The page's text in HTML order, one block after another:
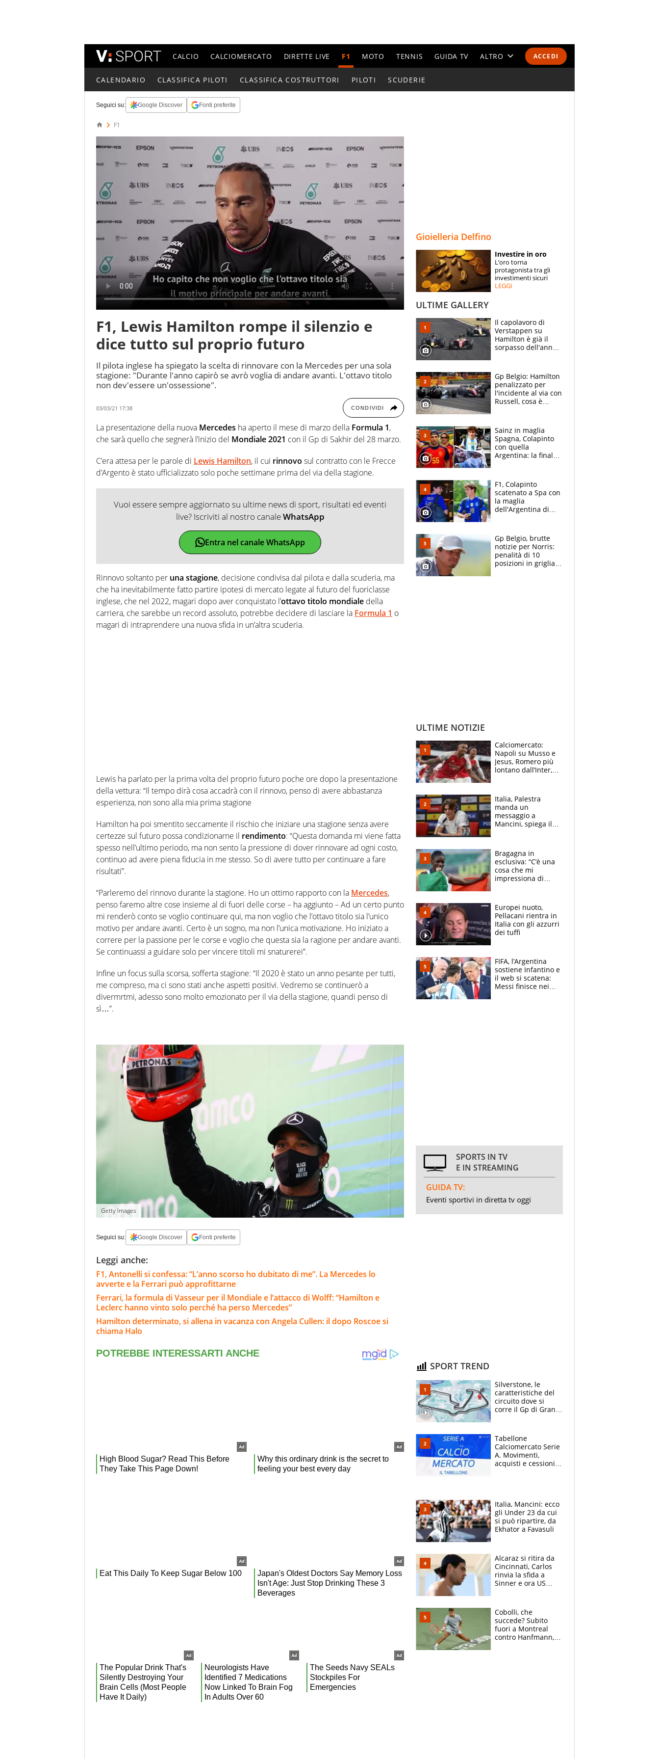
ACCEDI
CALCIO CALCIOMERCATO DIRETTE LIVE F1 MOTO TENNIS GUIDA TV ALTRO
ESPERTI
CONTATTI
CALENDARIO CLASSIFICA PILOTI CLASSIFICA COSTRUTTORI PILOTI SCUDERIE
Seguici su: Google Discover Fonti preferite
F1
F1, Lewis Hamilton rompe il silenzio e
dice tutto sul proprio futuro
Il pilota inglese ha spiegato la scelta di rinnovare con la Mercedes per una sola
stagione: "Durante l'anno capirò se avrò voglia di andare avanti. L'ottavo titolo
non dev'essere un'ossessione".
03/03/21 17:38 CONDIVIDI
La presentazione della nuova Mercedes ha aperto il mese di marzo della Formula 1,
che sarà quello che segnerà l’inizio del Mondiale 2021 con il Gp di Sakhir del 28 marzo.
C’era attesa per le parole di Lewis Hamilton, il cui rinnovo sul contratto con le Frecce
d’Argento è stato ufficializzato solo poche settimane prima del via della stagione.
Vuoi essere sempre aggiornato su ultime news di sport, risultati ed eventi
live? Iscriviti al nostro canaleWhatsApp
Entra nel canale WhatsApp
Rinnovo soltanto per una stagione, decisione condivisa dal pilota e dalla scuderia, ma
che ha inevitabilmente fatto partire ipotesi di mercato legate al futuro del fuoriclasse
inglese, che nel 2022, magari dopo aver conquistato l’ottavo titolo mondiale della
carriera, che sarebbe un record assoluto, potrebbe decidere di lasciare la Formula 1 o
magari di intraprendere una nuova sfida in un’altra scuderia.
Lewis ha parlato per la prima volta del proprio futuro poche ore dopo la presentazione
della vettura: “Il tempo dirà cosa accadrà con il rinnovo, penso di avere abbastanza
esperienza, non sono alla mia prima stagione
Hamilton ha poi smentito seccamente il rischio che iniziare una stagione senza avere
certezze sul futuro possa condizionarne il rendimento: “Questa domanda mi viene fatta
spesso nell’ultimo periodo, ma non sento la pressione di dover rinnovare ad ogni costo,
continuo ad avere piena fiducia in me stesso. So di avere tutto per continuare a fare
risultati”.
“Parleremo del rinnovo durante la stagione. Ho un ottimo rapporto con la Mercedes,
penso faremo altre cose insieme al di fuori delle corse – ha aggiunto – Ad un certo punto
mi renderò conto se voglio continuare qui, ma non voglio che l’ottavo titolo sia l’unico
motivo per andare avanti. Certo è un sogno, ma non l’unica motivazione. Ho iniziato a
correre per la passione per le corse e voglio che questa sia la ragione per andare avanti.
Se continuassi a guidare solo per vincere titoli mi snaturerei”.
Infine un focus sulla scorsa, sofferta stagione: “Il 2020 è stato un anno pesante per tutti,
me compreso, ma ci sono stati anche aspetti positivi. Vedremo se continuerò a
divermrtmi, adesso sono molto emozionato per il via della stagione, quandi penso di
sì…”.
Getty Images
Seguici su: Google Discover Fonti preferite
Leggi anche:
F1, Antonelli si confessa: “L’anno scorso ho dubitato di me”. La Mercedes lo
avverte e la Ferrari può approfittarne
Ferrari, la formula di Vasseur per il Mondiale e l’attacco di Wolff: “Hamilton e
Leclerc hanno vinto solo perché ha perso Mercedes”
Hamilton determinato, si allena in vacanza con Angela Cullen: il dopo Roscoe si
chiama Halo
Gioielleria Delfino
Investire in oro
L’oro torna
protagonista tra gli
investimenti sicuri
LEGGI
ULTIME GALLERY
Il capolavoro di
Verstappen su
Hamilton è già il
sorpasso dell'anno:
2021
Gp Belgio: Hamilton
penalizzato per
l'incidente al via con
Russell, cosa è
Sainz in maglia
Spagna, Colapinto
con quella
Argentina: la finale
vede l'ora
F1, Colapinto
scatenato a Spa con
la maglia
dell'Argentina di
le parolacce"
Gp Belgio, brutte
notizie per Norris:
penalità di 10
posizioni in griglia,
ULTIME NOTIZIE
Calciomercato:
Napoli su Musso e
Jesus, Romero più
lontano dall’Inter,
tabellone
Italia, Palestra
manda un
messaggio a
Mancini, spiega il
l'alleanza con
Donnarumma
Bragagna in
esclusiva: “C’è una
cosa che mi
impressiona di
E svela la sorpresa
agli Europei
Europei nuoto,
Pellacani rientra in
Italia con gli azzurri
dei tuffi
FIFA, l’Argentina
sostiene Infantino e
il web si scatena:
Messi finisce nei
SPORTS IN TV
E IN STREAMING
GUIDA TV:
Eventi sportivi in diretta tv oggi
SPORT TREND
Silverstone, le
caratteristiche del
circuito dove si
corre il Gp di Gran
Tabellone
Calciomercato Serie
A. Movimenti,
acquisti e cessioni:
Italia, Mancini: ecco
gli Under 23 da cui
si può ripartire, da
Ekhator a Favasuli
Alcaraz si ritira da
Cincinnati, Carlos
rinvia la sfida a
Sinner e ora US
Cobolli, che
succede? Subito
fuori a Montreal
contro Hanfmann,